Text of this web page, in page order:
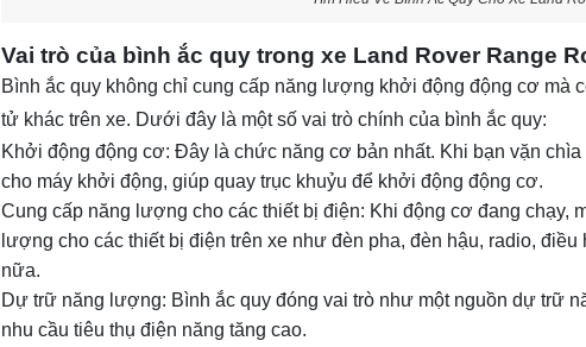
Vai trò của bình ắc quy trong xe Land Rover Range
Bình ắc quy không chỉ cung cấp năng lượng khởi động động cơ mà
tử khác trên xe. Dưới đây là một số vai trò chính của bình ắc quy:
Khởi động động cơ: Đây là chức năng cơ bản nhất. Khi bạn vặn
cho máy khởi động, giúp quay trục khuỷu để khởi động động cơ.
Cung cấp năng lượng cho các thiết bị điện: Khi động cơ đang chạy,
lượng cho các thiết bị điện trên xe như đèn pha, đèn hậu, radio,
nữa.
Dự trữ năng lượng: Bình ắc quy đóng vai trò như một nguồn dự trữ
nhu cầu tiêu thụ điện năng tăng cao.